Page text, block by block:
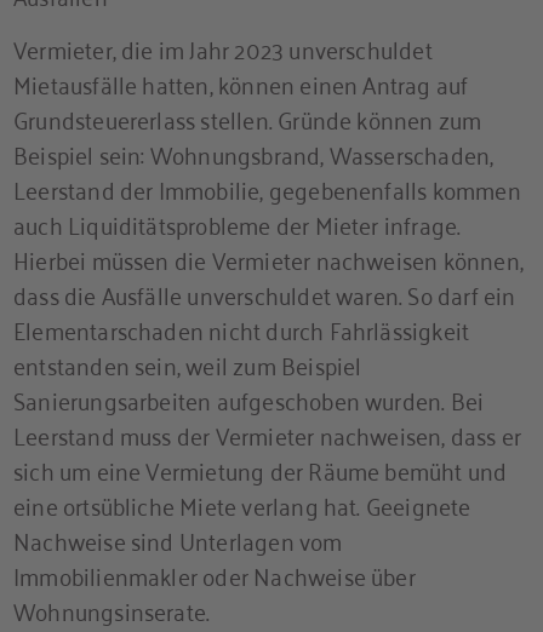
Vermieter, die im Jahr 2023 unverschuldet
Mietausfälle hatten, können einen Antrag auf
Grundsteuererlass stellen. Gründe können zum
Beispiel sein: Wohnungsbrand, Wasserschaden,
Leerstand der Immobilie, gegebenenfalls kommen
auch Liquiditätsprobleme der Mieter infrage.
Hierbei müssen die Vermieter nachweisen können,
dass die Ausfälle unverschuldet waren. So darf ein
Elementarschaden nicht durch Fahrlässigkeit
entstanden sein, weil zum Beispiel
Sanierungsarbeiten aufgeschoben wurden. Bei
Leerstand muss der Vermieter nachweisen, dass er
sich um eine Vermietung der Räume bemüht und
eine ortsübliche Miete verlang hat. Geeignete
Nachweise sind Unterlagen vom
Immobilienmakler oder Nachweise über
Wohnungsinserate.